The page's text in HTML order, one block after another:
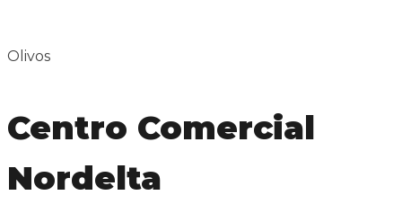
Olivos
Centro Comercial
Nordelta